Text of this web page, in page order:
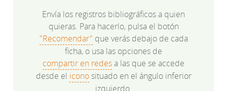
Envía los registros bibliográficos a quien
quieras. Para hacerlo, pulsa el botón
"Recomendar" que verás debajo de cada
ficha, o usa las opciones de
compartir en redesa las que se accede
desde el iconosituado en el ángulo inferior
izquierdo.